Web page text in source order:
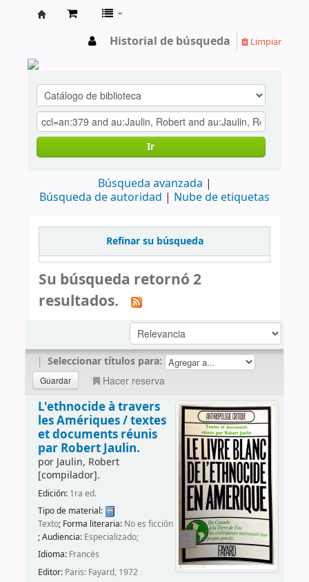
Historial de búsqueda Limpiar
Ir
Búsqueda avanzada
Búsqueda de autoridad
Nube de etiquetas
Refinar su búsqueda
Su búsqueda retornó 2
resultados.
| Seleccionar títulos para:
Hacer reserva
L'ethnocide à travers
les Amériques /textes
et documents réunis
par Robert Jaulin.
por Jaulin, Robert
[compilador].
Edición: 1ra ed.
Tipo de material:
Texto; Forma literaria: No es ficción
; Audiencia: Especializado;
Idioma: Francés
Editor: Paris: Fayard, 1972